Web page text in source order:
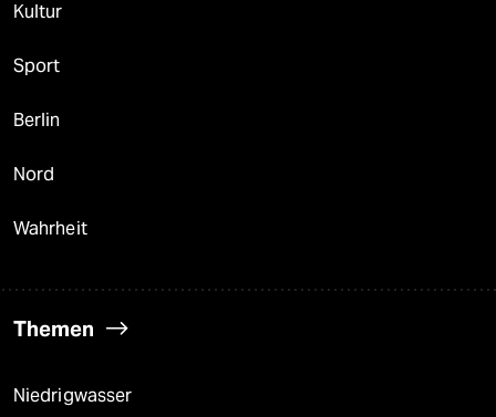
Kultur
Sport
Berlin
Nord
Wahrheit
Themen
Niedrigwasser